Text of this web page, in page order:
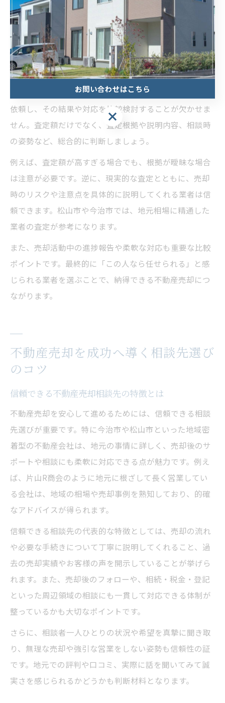
けでなく、将来の住まいや資産活用まで見据えた提案を
してくれる業者は、安心して任せられる傾向がありま
す。
査定結果や対応で比較する不動産売却のコツ
不動産売却を成功させるためには、複数の業者に査定を
依頼し、その結果や対応を比較検討することが欠かせま
せん。査定額だけでなく、査定根拠や説明内容、相談時
の姿勢など、総合的に判断しましょう。
例えば、査定額が高すぎる場合でも、根拠が曖昧な場合
は注意が必要です。逆に、現実的な査定とともに、売却
時のリスクや注意点を具体的に説明してくれる業者は信
頼できます。松山市や今治市では、地元相場に精通した
業者の査定が参考になります。
また、売却活動中の進捗報告や柔軟な対応も重要な比較
ポイントです。最終的に「この人なら任せられる」と感
じられる業者を選ぶことで、納得できる不動産売却につ
ながります。
不動産売却を成功へ導く相談先選び
のコツ
信頼できる不動産売却相談先の特徴とは
不動産売却を安心して進めるためには、信頼できる相談
先選びが重要です。特に今治市や松山市といった地域密
着型の不動産会社は、地元の事情に詳しく、売却後のサ
ポートや相談にも柔軟に対応できる点が魅力です。例え
ば、片山R商会のように地元に根ざして長く営業してい
る会社は、地域の相場や売却事例を熟知しており、的確
なアドバイスが得られます。
信頼できる相談先の代表的な特徴としては、売却の流れ
や必要な手続きについて丁寧に説明してくれること、過
去の売却実績やお客様の声を開示していることが挙げら
れます。また、売却後のフォローや、相続・税金・登記
といった周辺領域の相談にも一貫して対応できる体制が
整っているかも大切なポイントです。
さらに、相談者一人ひとりの状況や希望を真摯に聞き取
り、無理な売却や強引な営業をしない姿勢も信頼性の証
です。地元での評判や口コミ、実際に話を聞いてみて誠
実さを感じられるかどうかも判断材料となります。
お問い合わせはこちら